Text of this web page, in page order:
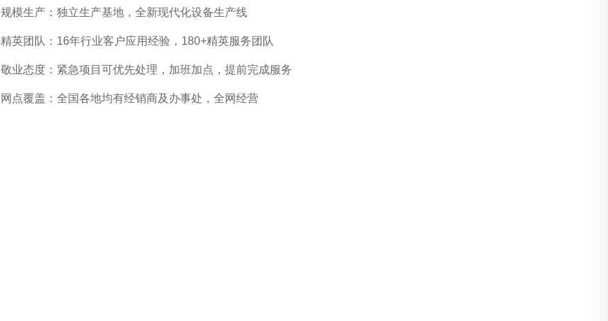
规模生产：独立生产基地，全新现代化设备生产线
精英团队：16年行业客户应用经验，180+精英服务团队
敬业态度：紧急项目可优先处理，加班加点，提前完成服务
网点覆盖：全国各地均有经销商及办事处，全网经营